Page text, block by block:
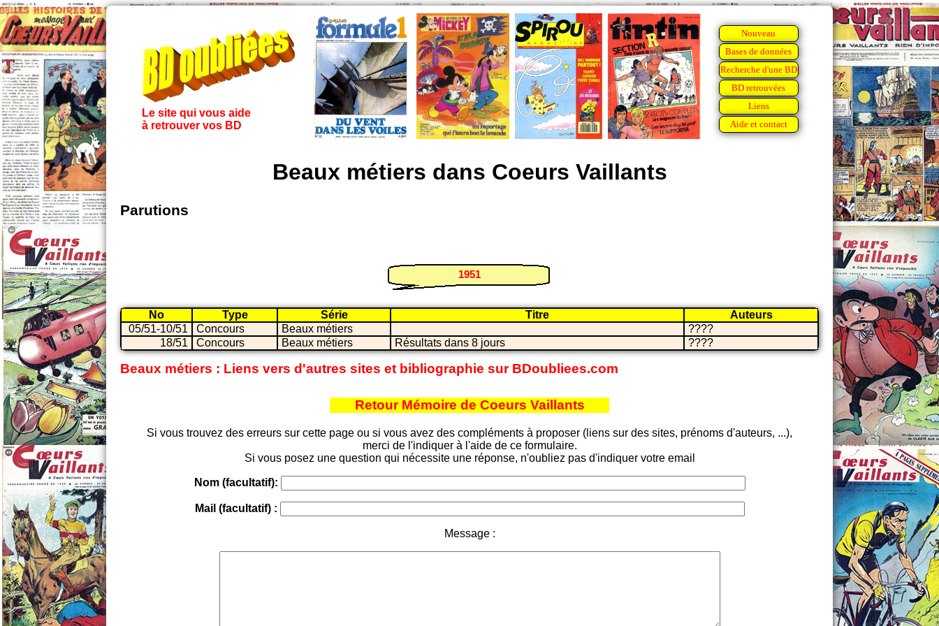
Le site qui vous aide
à retrouver vos BD
Nouveau
Bases de données
Recherche d'une BD
BD retrouvées
Liens
Aide et contact
Beaux métiers dans Coeurs Vaillants
Parutions
1951
No Type Série Titre
Auteurs
05/51-10/51
Concours Beaux métiers
????
18/51
Concours Beaux métiers Résultats dans 8 jours ????
Beaux métiers : Liens vers d'autres sites et bibliographie sur BDoubliees.com
Retour Mémoire de Coeurs Vaillants
Si vous trouvez des erreurs sur cette page ou si vous avez des compléments à proposer (liens sur des sites, prénoms d'auteurs, ...),
merci de l'indiquer à l'aide de ce formulaire.
Si vous posez une question qui nécessite une réponse, n'oubliez pas d'indiquer votre email
Nom (facultatif):
Mail (facultatif) :
Message :